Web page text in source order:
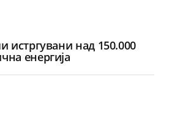
истргувани над 150.000
енергија